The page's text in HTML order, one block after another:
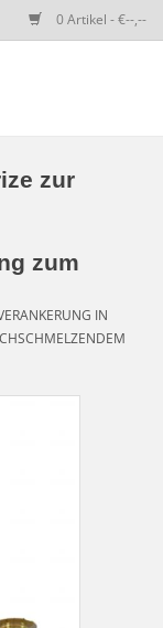
0 Artikel - €--,--
zur
zum
IN